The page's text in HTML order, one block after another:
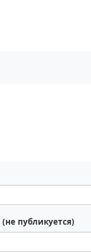
(не публикуется)